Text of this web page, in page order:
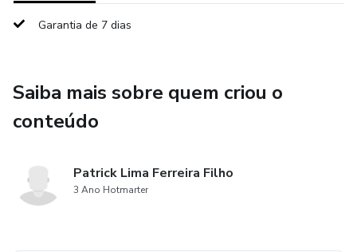
Garantia de 7 dias
Saiba mais sobre quem criou o
conteúdo
Patrick Lima Ferreira Filho
3 Ano Hotmarter